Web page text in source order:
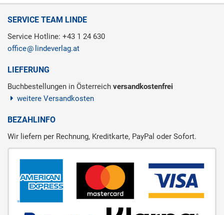
SERVICE TEAM LINDE
Service Hotline: +43 1 24 630
office
lindeverlag.at
LIEFERUNG
Buchbestellungen in Österreich versandkostenfrei
weitere Versandkosten
BEZAHLINFO
Wir liefern per Rechnung, Kreditkarte, PayPal oder Sofort.